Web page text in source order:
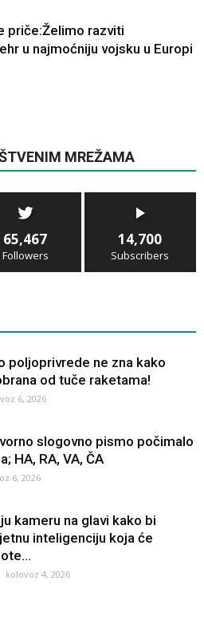
priče:Želimo razviti
u najmoćniju vojsku u Europi
MREŽAMA
65,467
Followers
14,700
Subscribers
poljoprivrede ne zna kako
od tuče raketama!
6, 2026
slogovno pismo počimalo
HA, RA, VA, ČA
6, 2026
kameru na glavi kako bi
inteligenciju koja će
kolovoz 4, 2026